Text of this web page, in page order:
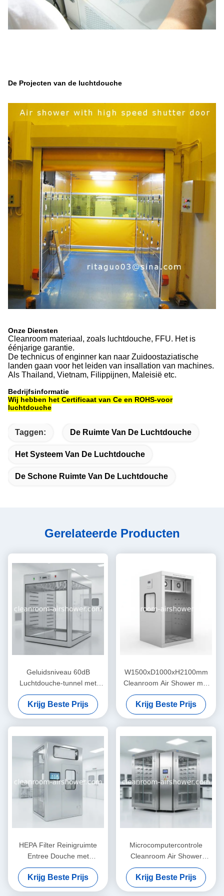
De Projecten van de luchtdouche
Onze Diensten
Cleanroom materiaal, zoals luchtdouche, FFU. Het is
éénjarige garantie.
De technicus of enginner kan naar Zuidoostaziatische
landen gaan voor het leiden van insallation van machines.
Als Thailand, Vietnam, Filippijnen, Maleisië etc.
Bedrijfsinformatie
Wij hebben het Certificaat van Ce en ROHS-voor
luchtdouche
Taggen: De Ruimte Van De Luchtdouche
Het Systeem Van De Luchtdouche
De Schone Ruimte Van De Luchtdouche
Gerelateerde Producten
Geluidsniveau 60dB
Luchtdouche-tunnel met
luchtdouche-tijd 0-99s voor
effectief stofverwijderen en
beheer van de toegang tot
de schoonruimte
Krijg Beste Prijs
W1500xD1000xH2100mm
Cleanroom Air Shower met
en HEPA-filter voor de
verwijdering van
luchtdetectoren
Krijg Beste Prijs
HEPA Filter Reinigruimte
Entree Douche met
Microcomputer
Besturingssysteem voor
Luchtdouche en
Krijg Beste Prijs
Microcomputercontrole
Cleanroom Air Shower
Single Double System met
interlock systeem dat
oplossingen biedt voor het
Krijg Beste Prijs